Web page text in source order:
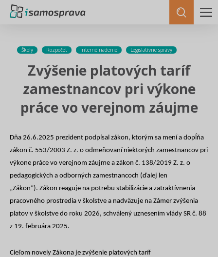
Školy Rozpočet Interné riadenie Legislatívne správy
Zvýšenie platových taríf
zamestnancov pri výkone
práce vo verejnom záujme
Dňa 26.6.2025 prezident podpísal zákon, ktorým sa mení a dopĺňa
zákon č. 553/2003 Z. z. o odmeňovaní niektorých zamestnancov pri
výkone práce vo verejnom záujme a zákon č. 138/2019 Z. z. o
pedagogických a odborných zamestnancoch (ďalej len
„Zákon“). Zákon reaguje na potrebu stabilizácie a zatraktívnenia
pracovného prostredia v školstve a nadväzuje na Zámer zvýšenia
platov v školstve do roku 2026, schválený uznesením vlády SR č. 88
z 19. februára 2025.
Cieľom novely Zákona je zvýšenie platových taríf